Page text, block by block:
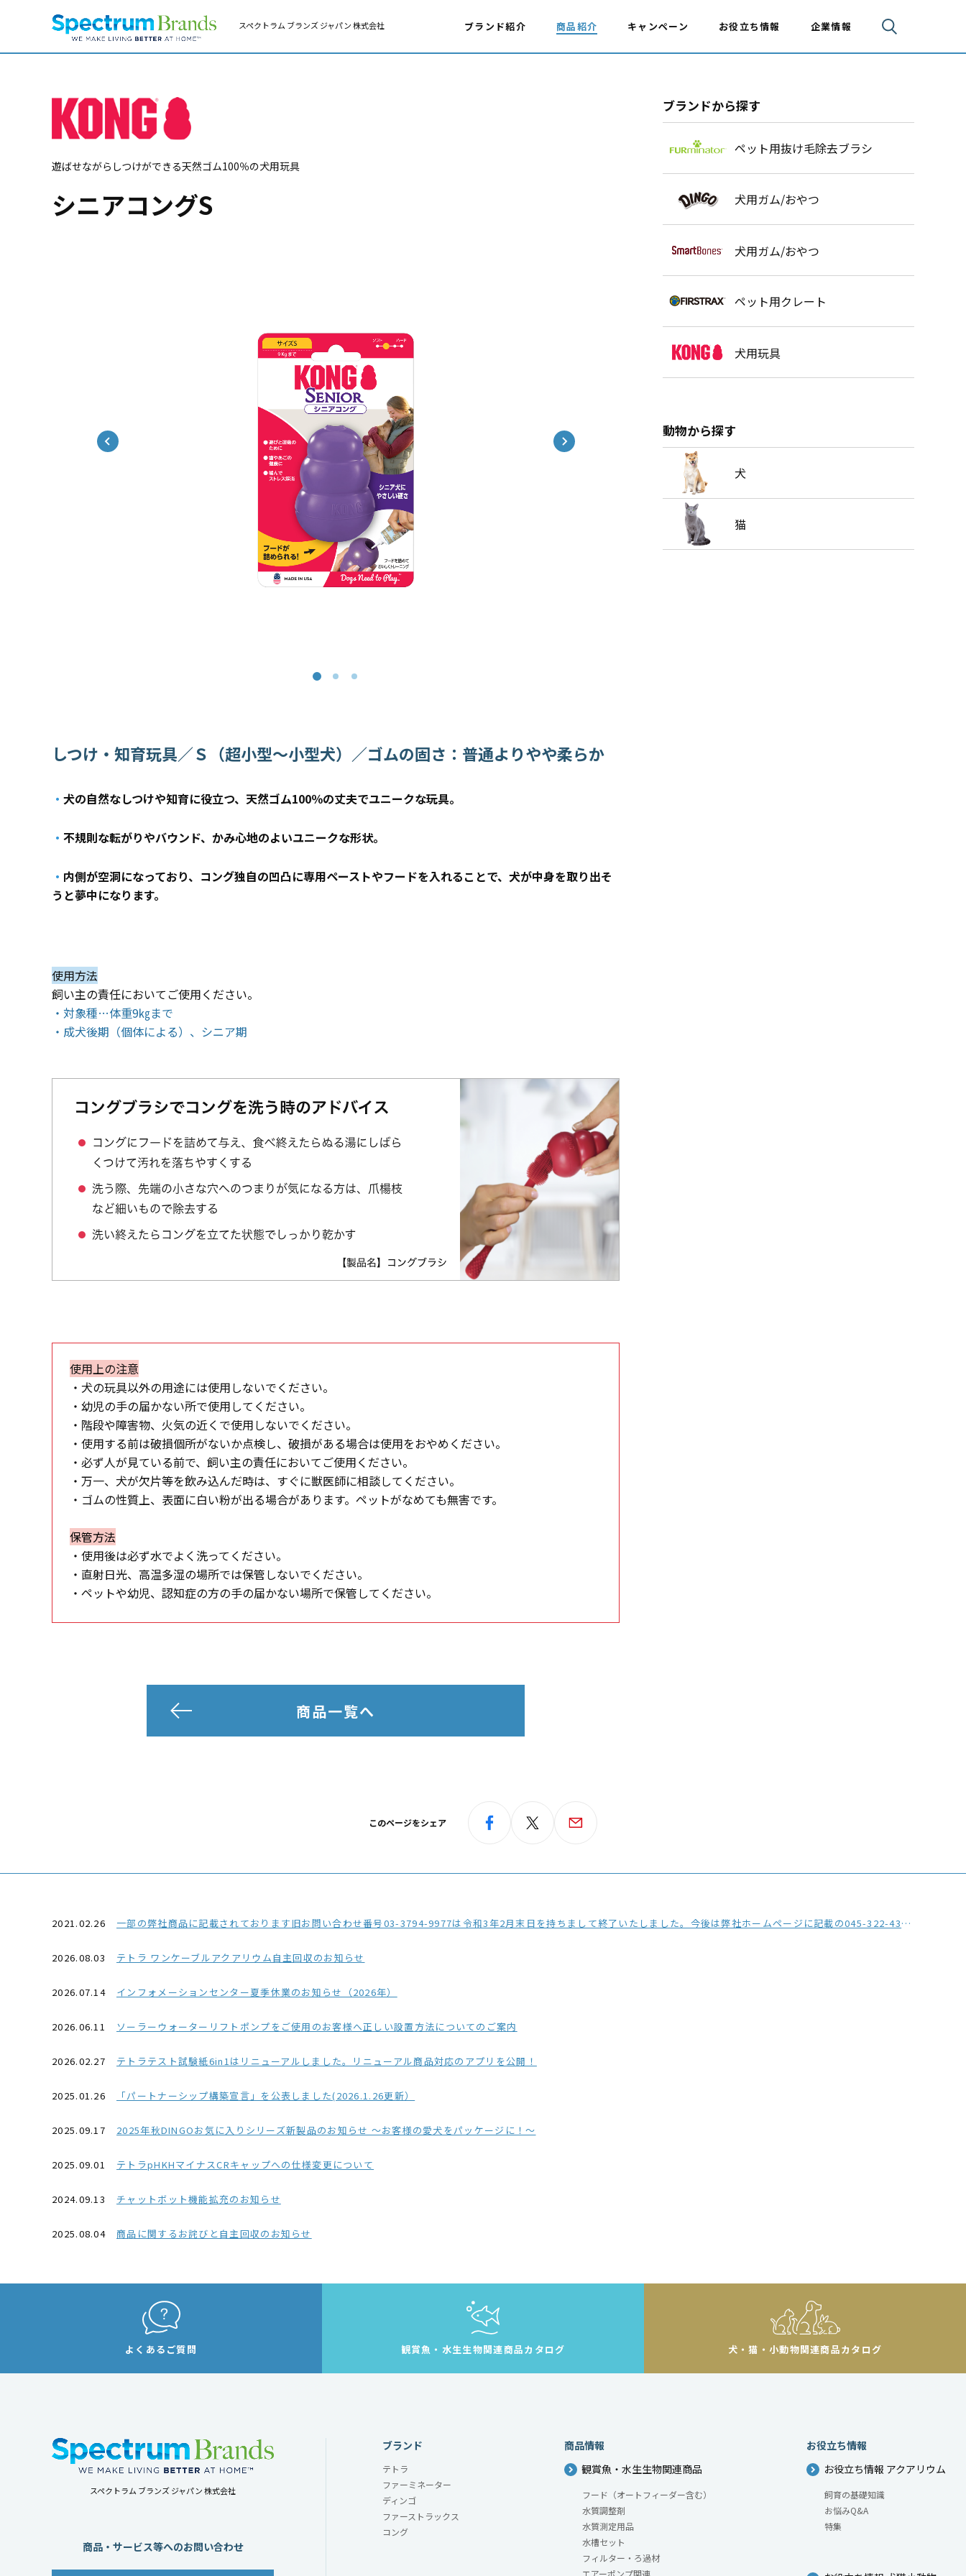
スペクトラム ブランズ ジャパン 株式会社 ブランド紹介 商品紹介 キャンペーン お役立ち情報 企業情報
遊ばせながらしつけができる天然ゴム100％の犬用玩具
シニアコングS
しつけ・知育玩具／Ｓ（超小型～小型犬）／ゴムの固さ：普通よりやや柔らか
・ 犬の自然なしつけや知育に役立つ、天然ゴム100％の丈夫でユニークな玩具。
・ 不規則な転がりやバウンド、かみ心地のよいユニークな形状。
・ 内側が空洞になっており、コング独自の凹凸に専用ペーストやフードを入れることで、犬が中身を取り出そ
うと夢中になります。
使用方法
飼い主の責任においてご使用ください。
・対象種…体重9㎏まで
・成犬後期（個体による）、シニア期
使用上の注意
・犬の玩具以外の用途には使用しないでください。
・幼児の手の届かない所で使用してください。
・階段や障害物、火気の近くで使用しないでください。
・使用する前は破損個所がないか点検し、破損がある場合は使用をおやめください。
・必ず人が見ている前で、飼い主の責任においてご使用ください。
・万一、犬が欠片等を飲み込んだ時は、すぐに獣医師に相談してください。
・ゴムの性質上、表面に白い粉が出る場合があります。ペットがなめても無害です。
保管方法
・使用後は必ず水でよく洗ってください。
・直射日光、高温多湿の場所では保管しないでください。
・ペットや幼児、認知症の方の手の届かない場所で保管してください。
商品一覧へ
ブランドから探す
ペット用抜け毛除去ブラシ
犬用ガム/おやつ
犬用ガム/おやつ
ペット用クレート
犬用玩具
動物から探す
犬
猫
このページをシェア
2021.02.26 一部の弊社商品に記載されております旧お問い合わせ番号03-3794-9977は令和3年2月末日を持ちまして終了いたしました。今後は弊社ホームページに記載の045-322-4330をご利用ください。※おかけ間違いにご注意ください。
2026.08.03 テトラ ワンケーブルアクアリウム自主回収のお知らせ
2026.07.14 インフォメーションセンター夏季休業のお知らせ（2026年）
2026.06.11 ソーラーウォーターリフトポンプをご使用のお客様へ正しい設置方法についてのご案内
2026.02.27 テトラテスト試験紙6in1はリニューアルしました。リニューアル商品対応のアプリを公開！
2025.01.26 「パートナーシップ構築宣言」を公表しました(2026.1.26更新）
2025.09.17 2025年秋DINGOお気に入りシリーズ新製品のお知らせ ～お客様の愛犬をパッケージに！～
2025.09.01 テトラpHKHマイナスCRキャップへの仕様変更について
2024.09.13 チャットボット機能拡充のお知らせ
2025.08.04 商品に関するお詫びと自主回収のお知らせ
よくあるご質問 観賞魚・水生生物関連商品カタログ 犬・猫・小動物関連商品カタログ
スペクトラム ブランズ ジャパン 株式会社
商品・サービス等へのお問い合わせ
ブランド
テトラ
ファーミネーター
ディンゴ
ファーストラックス
コング
商品情報
観賞魚・水生生物関連商品
フード（オートフィーダー含む）
水質調整剤
水質測定用品
水槽セット
フィルター・ろ過材
エアーポンプ関連
お役立ち情報
お役立ち情報 アクアリウム
飼育の基礎知識
お悩みQ&A
特集